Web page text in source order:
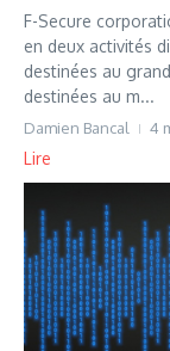
F-Secure
en deux activités
destinées au
destinées au m...
Damien Bancal 4
Lire